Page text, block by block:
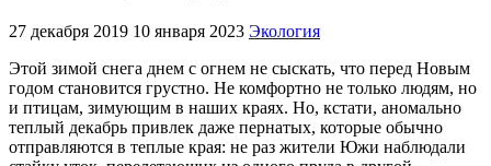
27 декабря 2019 10 января 2023 Экология
Этой зимой снега днем с огнем не сыскать, что перед Новым
годом становится грустно. Не комфортно не только людям, но
и птицам, зимующим в наших краях. Но, кстати, аномально
теплый декабрь привлек даже пернатых, которые обычно
отправляются в теплые края: не раз жители Южи наблюдали